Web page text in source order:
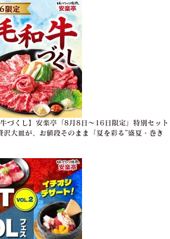
牛づくし】安楽亭「8月8日～16日限定」特別セット
大皿が、お値段そのまま「夏を彩る”盛夏・巻き